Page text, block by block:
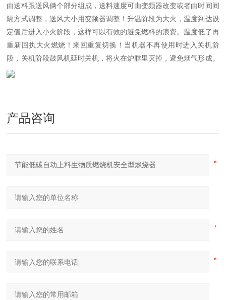
由送料跟送风俩个部分组成，送料速度可由变频器改变或者由时间间
隔方式调整，送风大小用变频器调整！升温阶段为大火，温度到达设
定值后进入小火阶段，这样可以有效的避免燃料的浪费。温度低了再
重新回执大火燃烧！来回重复切换！当机器不再使用时进入关机阶
段，关机阶段鼓风机延时关机，将火在炉膛里灭掉，避免烟气形成。
产品咨询